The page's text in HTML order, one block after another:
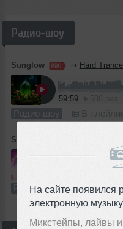
На сайте появился
электронную
Микстейпы, лайвы
Радио-шоу
Sunglow ➝ Hard
59:59
Радио-шоу В
Sunglow
Радио-шоу В